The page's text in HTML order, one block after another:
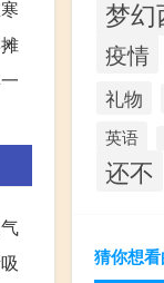
梦幻
疫情
礼物
英语
还不
猜你想